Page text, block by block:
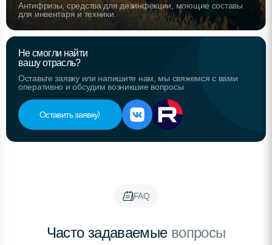
Антифризы, средства для дезинфекции, моющие составы
для инвентаря и техники.
Не смогли найти
вашу отрасль?
Оставьте заявку или напишите нам, мы свяжемся с вами
оперативно и обсудим возникшие вопросы
Оставить заявку
FAQ
Часто задаваемыевопросы